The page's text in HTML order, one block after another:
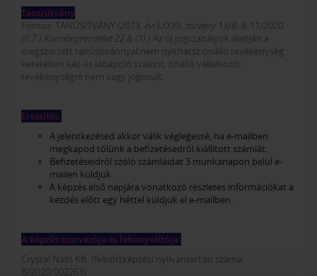
Tanúsítvány
Fontos: TANÚSÍTVÁNY (2013. évi LXXVII. törvény 13/B. & 11/2020.
(II.7.) Kormányrendelet 22.& (1) ) Az új jogszabályok alapján a
megszerzett tanúsítvánnyal nem nyithatsz önálló tevékenység
keretében kéz-és lábápoló szalont, önálló vállalkozói
tevékenységre nem vagy jogosult.
Értesítés:
A jelentkezésed akkor válik véglegessé, ha e-mailben
megkapod tőlünk a befizetésedről kiállított számlát.
Befizetéseidről szóló számláidat 3 munkanapon belül e-
mailen küldjük.
A képzés első napjára vonatkozó részletes információkat a
kezdés előtt egy héttel küldjük el e-mailben.
A képzés szervezője és lebonyolítója:
Crystal Nails Kft. (felnőttképzési nyilvántartási száma:
B/2020/002263)